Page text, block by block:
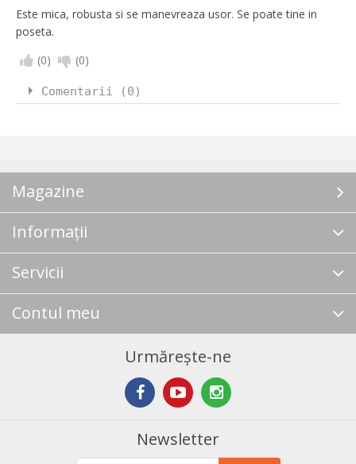
Este mica, robusta si se manevreaza usor. Se poate tine in
poseta.
(0) (0)
Comentarii (0)
Magazine
Informații
Servicii
Contul meu
Urmărește-ne
Newsletter